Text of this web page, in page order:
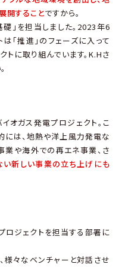
開することですから。
」を担当しました。2023年6
「推進」のフェーズに入って
トに取り組んでいます。K.Hさ
オガス発電プロジェクト。こ
には、地熱や洋上風力発電な
業や海外での再エネ事業、さ
い新しい事業の立ち上げにも
ロジェクトを担当する部署に
様々なベンチャーと対話させ